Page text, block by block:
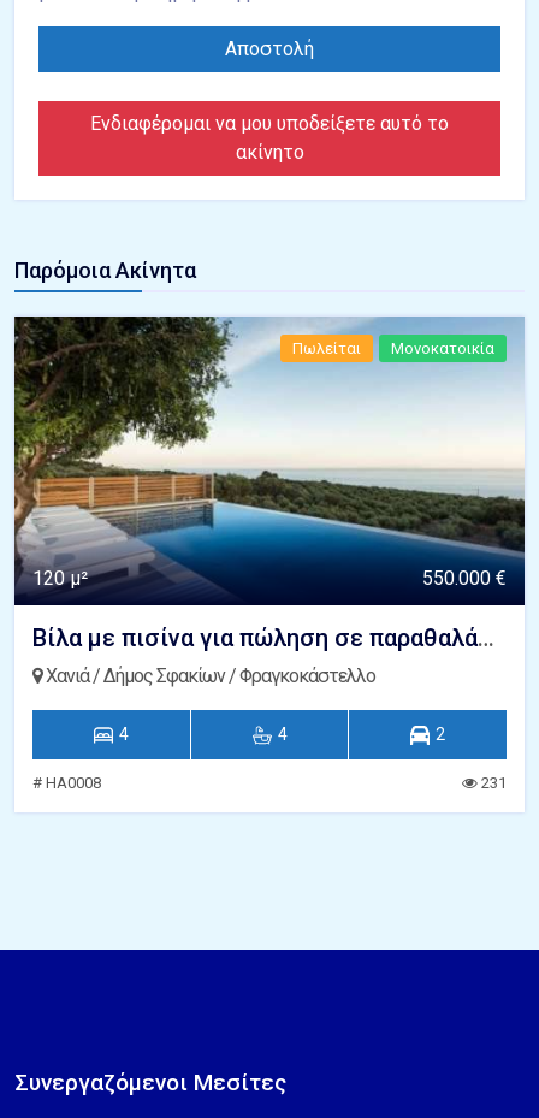
Αποστολή
Ενδιαφέρομαι να μου υποδείξετε αυτό το
ακίνητο
Παρόμοια Ακίνητα
Πωλείται Μονοκατοικία
120 μ² 550.000 €
Βίλα με πισίνα για πώληση σε παραθαλάσσια τοποθεσία Φραγκοκάστελλο Κρήτη
Χανιά / Δήμος Σφακίων / Φραγκοκάστελλο
4 4 2
# HA0008 231
Συνεργαζόμενοι Μεσίτες